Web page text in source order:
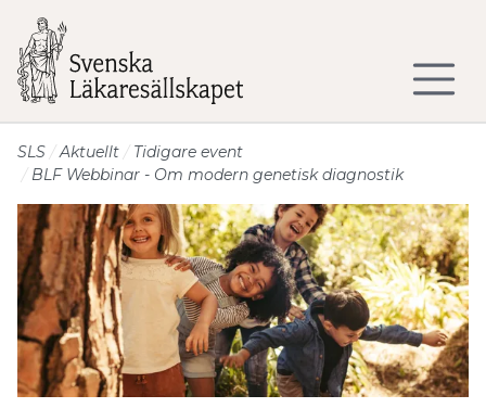
SLS Aktuellt
Tidigare event
BLF Webbinar - Om modern genetisk diagnostik